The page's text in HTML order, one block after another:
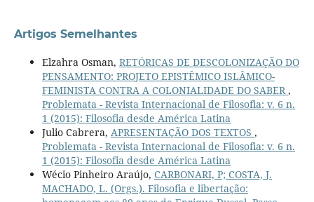
Artigos Semelhantes
Elzahra Osman, RETÓRICAS DE DESCOLONIZAÇÃO DO
PENSAMENTO: PROJETO EPISTÊMICO ISLÂMICO-
FEMINISTA CONTRA A COLONIALIDADE DO SABER,
Problemata - Revista Internacional de Filosofia: v. 6 n.
1 (2015): Filosofia desde América Latina
Julio Cabrera, APRESENTAÇÃO DOS TEXTOS ,
Problemata - Revista Internacional de Filosofia: v. 6 n.
1 (2015): Filosofia desde América Latina
Wécio Pinheiro Araújo, CARBONARI, P; COSTA, J.
MACHADO, L. (Orgs.). Filosofia e libertação: